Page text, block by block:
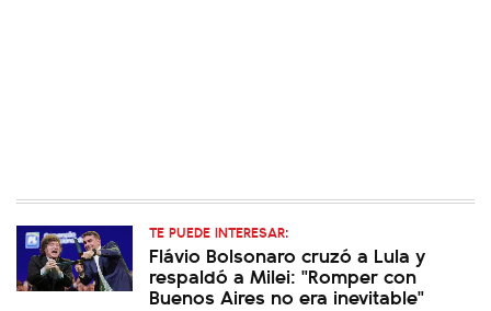
TE PUEDE INTERESAR:
Flávio Bolsonaro cruzó a Lula y
respaldó a Milei: "Romper con
Buenos Aires no era inevitable"